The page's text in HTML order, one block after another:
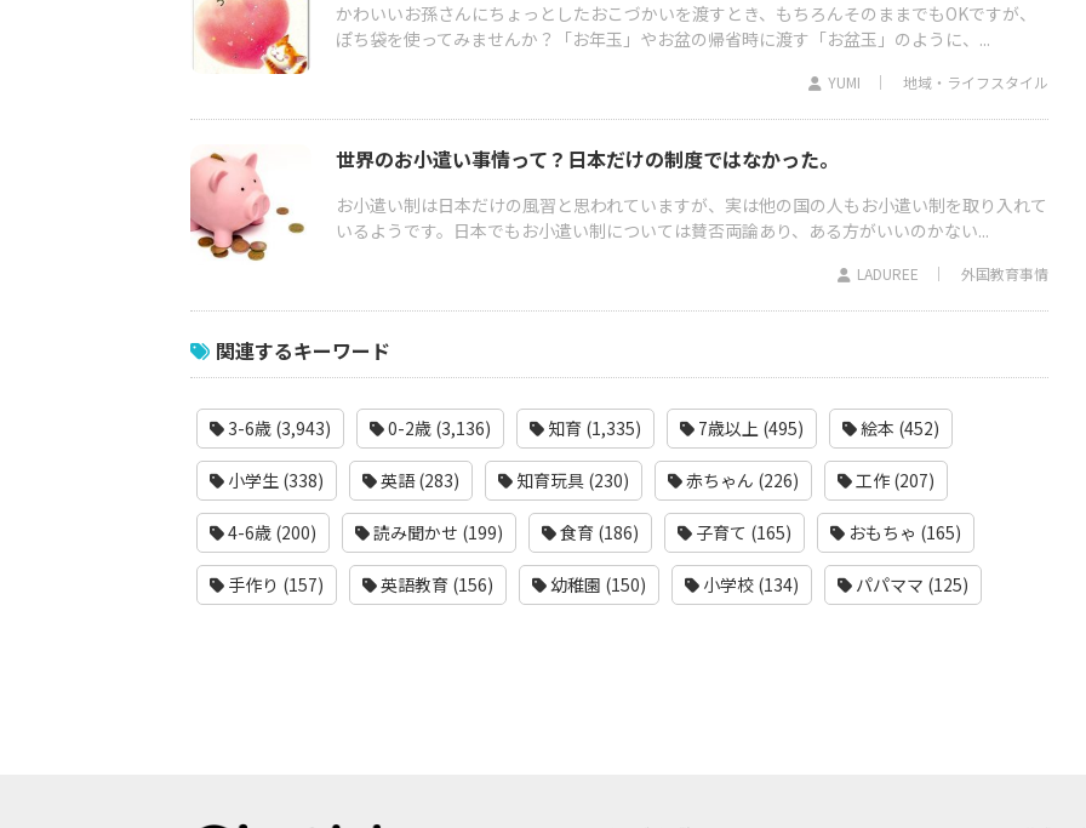
かわいいお孫さんにちょっとしたおこづかいを渡すとき、もちろんそのままでもOKですが、
ぽち袋を使ってみませんか？「お年玉」やお盆の帰省時に渡す「お盆玉」のように、...
YUMI 地域・ライフスタイル
世界のお小遣い事情って？日本だけの制度ではなかった。
お小遣い制は日本だけの風習と思われていますが、実は他の国の人もお小遣い制を取り入れて
いるようです。日本でもお小遣い制については賛否両論あり、ある方がいいのかない...
LADUREE 外国教育事情
関連するキーワード
3-6歳 (3,943) 0-2歳 (3,136) 知育 (1,335) 7歳以上 (495) 絵本 (452)
小学生 (338) 英語 (283) 知育玩具 (230) 赤ちゃん (226) 工作 (207)
4-6歳 (200) 読み聞かせ (199) 食育 (186) 子育て (165) おもちゃ (165)
手作り (157) 英語教育 (156) 幼稚園 (150) 小学校 (134) パパママ (125)